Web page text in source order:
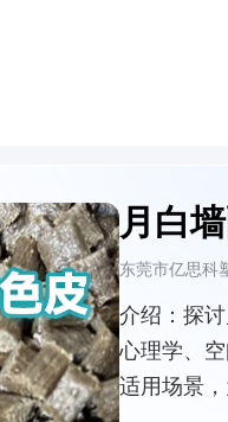
月白
东莞市亿思科
介绍： 探
心理学、
适用场景